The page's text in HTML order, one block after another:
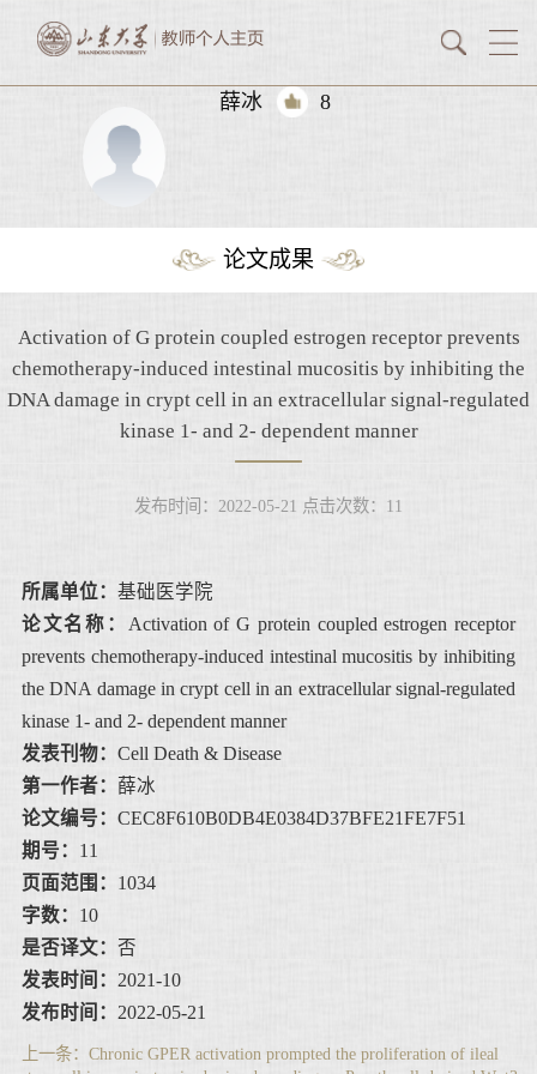
薛冰 8
论文成果
Activation of G protein coupled estrogen receptor prevents
chemotherapy-induced intestinal mucositis by inhibiting the
DNA damage in crypt cell in an extracellular signal-regulated
kinase 1- and 2- dependent manner
发布时间：2022-05-21 点击次数： 11
所属单位： 基础医学院
论文名称： Activation of G protein coupled estrogen receptor
prevents chemotherapy-induced intestinal mucositis by inhibiting
the DNA damage in crypt cell in an extracellular signal-regulated
kinase 1- and 2- dependent manner
发表刊物： Cell Death & Disease
第一作者： 薛冰
论文编号： CEC8F610B0DB4E0384D37BFE21FE7F51
期号： 11
页面范围： 1034
字数： 10
是否译文： 否
发表时间： 2021-10
发布时间： 2022-05-21
上一条： Chronic GPER activation prompted the proliferation of ileal